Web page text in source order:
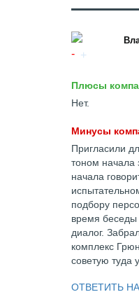
Плюсы
Нет.
Минусы
Пригласили
тоном начала
начала
подбору
время беседы
диалог.
комплекс
советую туда
ОТВЕТИТЬ